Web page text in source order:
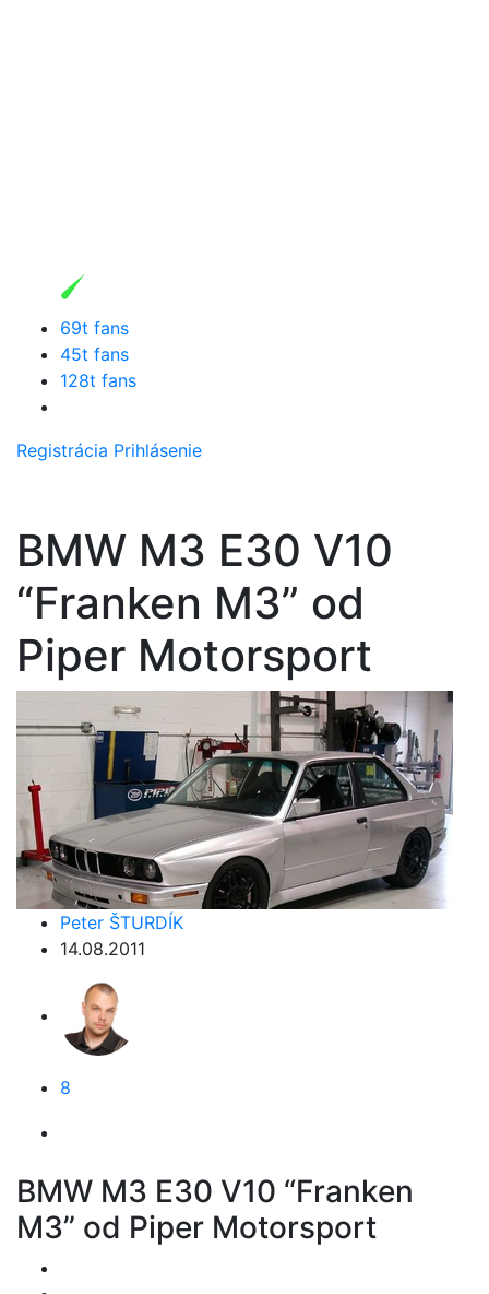
69t fans
45t fans
128t fans
Registrácia Prihlásenie
BMW M3 E30 V10
“Franken M3” od
Piper Motorsport
Peter ŠTURDÍK
14.08.2011
8
BMW M3 E30 V10 “Franken
M3” od Piper Motorsport